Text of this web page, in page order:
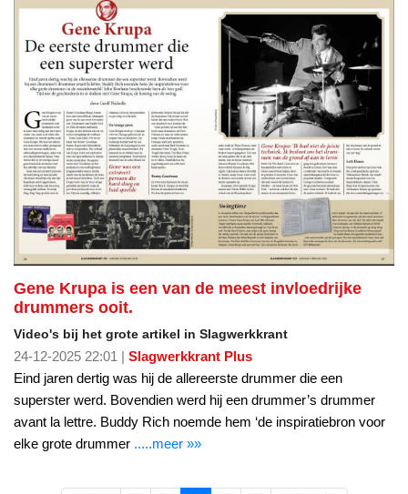
Gene Krupa is een van de meest invloedrijke
drummers ooit.
Video's bij het grote artikel in Slagwerkkrant
24-12-2025 22:01 | Slagwerkkrant Plus
Eind jaren dertig was hij de allereerste drummer die een
superster werd. Bovendien werd hij een drummer’s drummer
avant la lettre. Buddy Rich noemde hem ‘de inspiratiebron voor
elke grote drummer .....meer »»